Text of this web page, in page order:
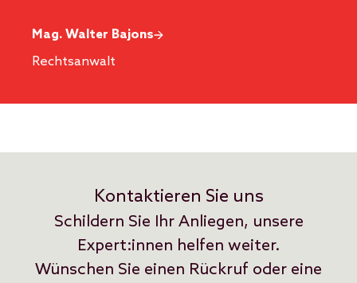
Mag. Walter Bajons
Rechtsanwalt
Kontaktieren Sie uns
Schildern Sie Ihr Anliegen, unsere
Expert:innen helfen weiter.
Wünschen Sie einen Rückruf oder eine